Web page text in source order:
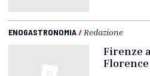
ENOGASTRONOMIA/ Redazione
Firenze